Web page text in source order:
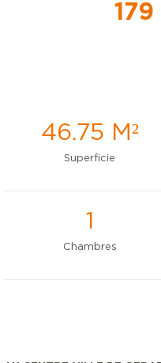
46.75 M²
Superficie
1
Chambres